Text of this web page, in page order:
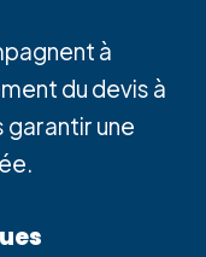
à
du devis à
garantir une